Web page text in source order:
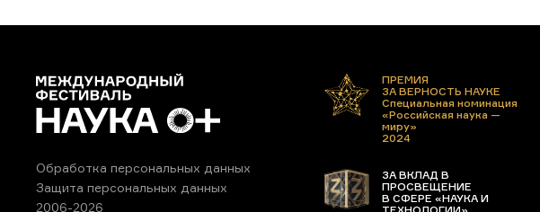
Обработка персональных данных
Защита персональных данных
2006-2026
ПРЕМИЯ
ЗА ВЕРНОСТЬ НАУКЕ
Специальная номинация
«Российская наука —
миру»
2024
ЗА ВКЛАД В
ПРОСВЕЩЕНИЕ
В СФЕРЕ «НАУКА И